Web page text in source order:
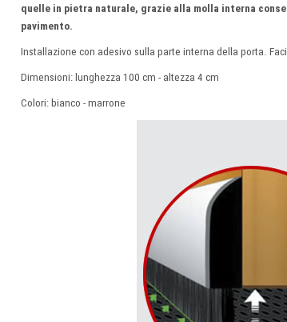
quelle in pietra naturale, grazie alla molla interna
pavimento.
Installazione con adesivo sulla parte interna della porta.
Dimensioni: lunghezza 100 cm - altezza 4 cm
Colori: bianco - marrone